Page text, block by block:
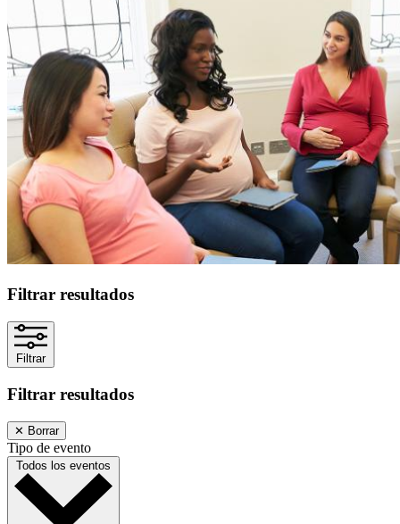
Filtrar resultados
Filtrar
Filtrar resultados
✕ Borrar
Tipo de evento
Todos los eventos